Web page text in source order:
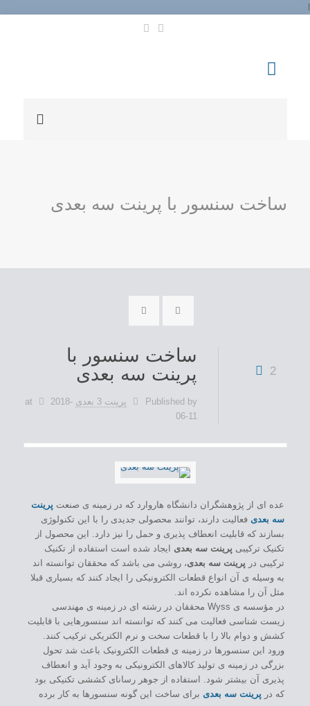
ساخت سنسور با پرینت سه بعدی
2
ساخت سنسور با
پرینت سه بعدی
Published by پرینت 3 بعدی at
2018-
06-11
عده ای از پژوهشگران دانشگاه هاروارد که در زمینه ی صنعت پرینت
سه بعدی فعالیت دارند، توانند محصولی جدیدی را با این تکنولوژی
بسازند که قابلیت انعطاف پذیری و حمل را نیز دارد. این محصول از
تکنیک ترکیبی پرینت سه بعدی ایجاد شده است استفاده از تکنیک
ترکیبی در پرینت سه بعدی، روشی می باشد که محققان توانسته اند
به وسیله ی آن انواع قطعات الکترونیکی را ایجاد کنند که بسیاری قبلا
مثل آن را مشاهده نکرده اند.
در مؤسسه ی Wyss محققان در رشته ای در زمینه ی مهندسی
زیست شناسی فعالیت می کنند که توانسته اند سنسورهایی با قابلیت
کشش و دوام بالا را با قطعات سخت و نرم الکتریکی ترکیب کنند.
ورود این سنسورها در زمینه ی قطعات الکترونیک باعث شد تحول
بزرگی در زمینه ی تولید کالاهای الکترونیکی به وجود آید و انعطاف
پذیری آن بیشتر شود. استفاده از جوهر رسانای کششی تکنیکی بود
که در پرینت سه بعدی برای ساخت این گونه سنسورها به کار برده